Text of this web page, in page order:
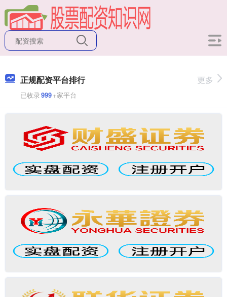
正规配资平台排行
已收录999+家平台
更多